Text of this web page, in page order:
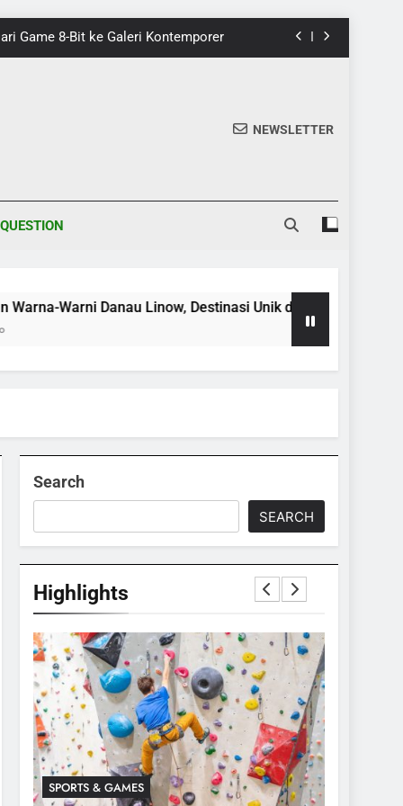
Game 8-Bit ke Galeri Kontemporer
di Tomohon yang Wajib Dikunjungi
NEWSLETTER
Warni Danau Linow, Destinasi Unik di Tomohon yang Wajib
Search
SEARCH
Highlights
SPORTS & GAMES